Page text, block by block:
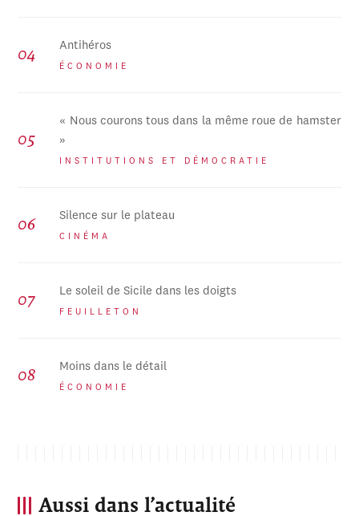
Antihéros
ÉCONOMIE
« Nous courons tous dans la même roue de hamster
»
INSTITUTIONS ET DÉMOCRATIE
Silence sur le plateau
CINÉMA
Le soleil de Sicile dans les doigts
FEUILLETON
Moins dans le détail
ÉCONOMIE
Aussi dans l’actualité